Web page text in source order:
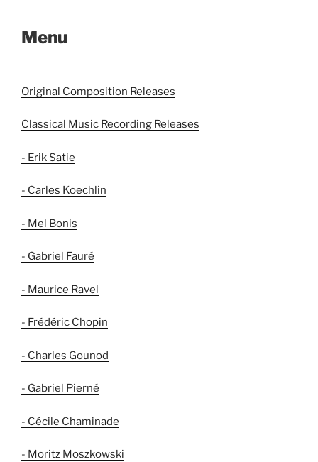
Menu
Original Composition Releases
Classical Music Recording Releases
- Erik Satie
- Carles Koechlin
- Mel Bonis
- Gabriel Fauré
- Maurice Ravel
- Frédéric Chopin
- Charles Gounod
- Gabriel Pierné
- Cécile Chaminade
- Moritz Moszkowski